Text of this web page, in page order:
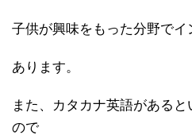
子供が興味をもった分野で
あります。
また、カタカナ英語がある
ので